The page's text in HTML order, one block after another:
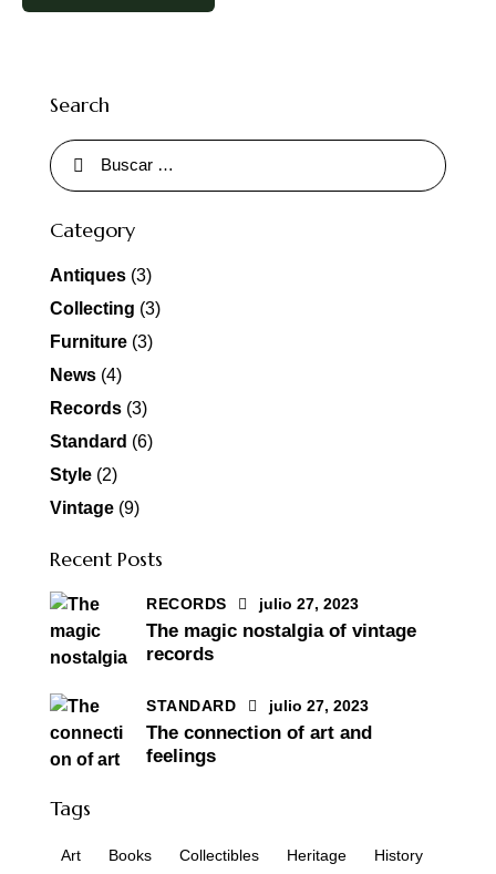
Search
Category
Antiques (3)
Collecting (3)
Furniture (3)
News (4)
Records (3)
Standard (6)
Style (2)
Vintage (9)
Recent Posts
RECORDS julio 27, 2023
The magic nostalgia of vintage
records
STANDARD julio 27, 2023
The connection of art and
feelings
Tags
Art Books Collectibles Heritage History